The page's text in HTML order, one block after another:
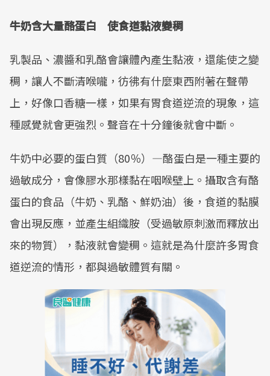
牛奶含大量酪蛋白 使食道黏液變稠
乳製品、濃醬和乳酪會讓體內產生黏液，還能使之變
稠，讓人不斷清喉嚨，彷彿有什麼東西附著在聲帶
上，好像口香糖一樣，如果有胃食道逆流的現象，這
種感覺就會更強烈。聲音在十分鐘後就會中斷。
牛奶中必要的蛋白質（80％）—酪蛋白是一種主要的
過敏成分，會像膠水那樣黏在咽喉壁上。攝取含有酪
蛋白的食品（牛奶、乳酪、鮮奶油）後，食道的黏膜
會出現反應，並產生組織胺（受過敏原刺激而釋放出
來的物質），黏液就會變稠。這就是為什麼許多胃食
道逆流的情形，都與過敏體質有關。